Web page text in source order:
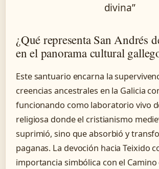
divina”
¿Qué representa San Andrés
en el panorama cultural
Este santuario encarna la
creencias ancestrales en la Galicia
funcionando como laboratorio vivo
religiosa donde el cristianismo
suprimió, sino que absorbió y
paganas. La devoción hacia Teixido
importancia simbólica con el Camino